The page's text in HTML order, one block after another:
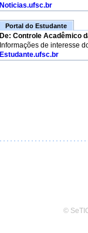
Noticias.ufsc.br
Portal do Estudante
De: Controle Acadêmico
Informações de interesse
Estudante.ufsc.br
©